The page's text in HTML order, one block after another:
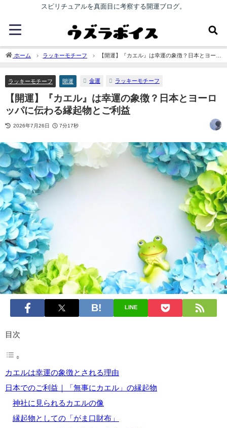
スピリチュアルを真面目に考察する開運ブログ。
ホーム ラッキーモチーフ
【開運】『カエル』は幸運の象徴？日本とヨーロ
ッパに伝わる縁起物とご利益
ラッキーモチーフ 開運 金運 ラッキーモチーフ
【開運】『カエル』は幸運の象徴？日本とヨーロ
ッパに伝わる縁起物とご利益
2026年7月26日 7分17秒
LINE
目次
カエルは幸運の象徴とされる理由
日本でのご利益｜「無事にカエル」の縁起物
神社に見られるカエルの像
縁起物としての「がま口財布」